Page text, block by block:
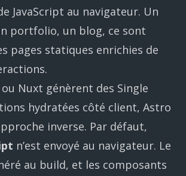
JavaScript au navigateur. Un
portfolio, un blog, ce sont
pages statiques enrichies de
Nuxt génèrent des Single
hydratées côté client, Astro
inverse. Par défaut,
n’est envoyé au navigateur. Le
au build, et les composants